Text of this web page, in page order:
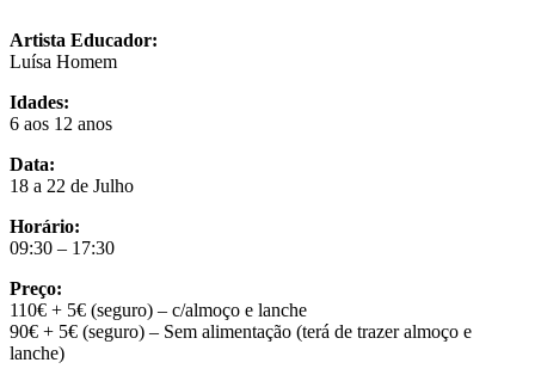
Artista Educador:
Luísa Homem
Idades:
6 aos 12 anos
Data:
18 a 22 de Julho
Horário:
09:30 – 17:30
Preço:
110€ + 5€ (seguro) – c/almoço e lanche
90€ + 5€ (seguro) – Sem alimentação (terá de trazer almoço e
lanche)